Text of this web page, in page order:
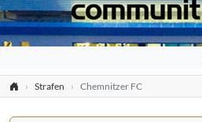
Strafen Chemnitzer FC